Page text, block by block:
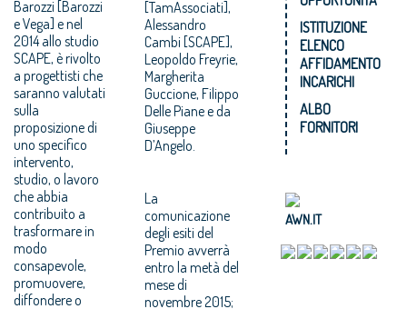
Barozzi [Barozzi
e Vega] e nel
2014 allo studio
SCAPE, è rivolto
a progettisti che
saranno valutati
sulla
proposizione di
uno specifico
intervento,
studio, o lavoro
che abbia
contribuito a
trasformare in
modo
consapevole,
promuovere,
diffondere o
[TamAssociati],
Alessandro
Cambi [SCAPE],
Leopoldo Freyrie,
Margherita
Guccione, Filippo
Delle Piane e da
Giuseppe
D’Angelo.
La
comunicazione
degli esiti del
Premio avverrà
entro la metà del
mese di
novembre 2015;
ISTITUZIONE
ELENCO
AFFIDAMENTO
INCARICHI
ALBO
FORNITORI
AWN.IT